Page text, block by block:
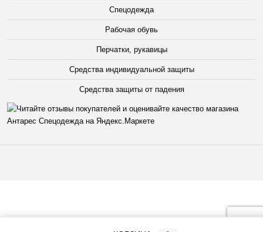
Спецодежда
Рабочая обувь
Перчатки, рукавицы
Средства индивидуальной защиты
Средства защиты от падения